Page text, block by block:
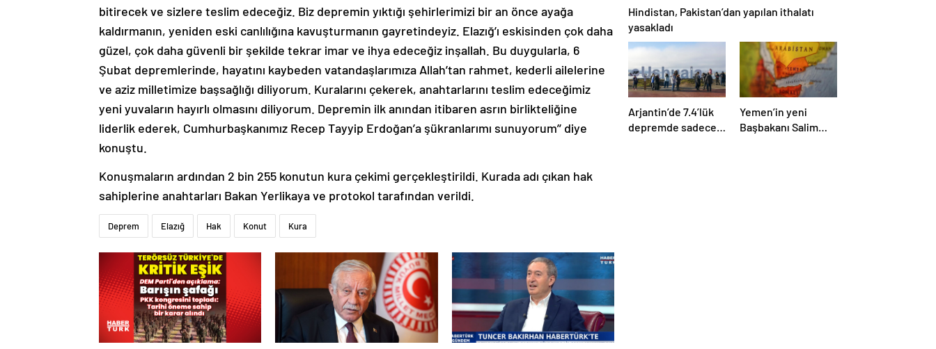
bitirecek ve sizlere teslim edeceğiz. Biz depremin yıktığı şehirlerimizi bir an önce ayağa
kaldırmanın, yeniden eski canlılığına kavuşturmanın gayretindeyiz. Elazığ’ı eskisinden çok daha
güzel, çok daha güvenli bir şekilde tekrar imar ve ihya edeceğiz inşallah. Bu duygularla, 6
Şubat depremlerinde, hayatını kaybeden vatandaşlarımıza Allah’tan rahmet, kederli ailelerine
ve aziz milletimize başsağlığı diliyorum. Kuralarını çekerek, anahtarlarını teslim edeceğimiz
yeni yuvaların hayırlı olmasını diliyorum. Depremin ilk anından itibaren asrın birlikteliğine
liderlik ederek, Cumhurbaşkanımız Recep Tayyip Erdoğan’a şükranlarımı sunuyorum’’ diye
konuştu.
Konuşmaların ardından 2 bin 255 konutun kura çekimi gerçekleştirildi. Kurada adı çıkan hak
sahiplerine anahtarları Bakan Yerlikaya ve protokol tarafından verildi.
Deprem Elazığ Hak Konut Kura
Hindistan, Pakistan’dan yapılan ithalatı
yasakladı
Arjantin’de 7.4’lük
depremde sadece
Yemen’in yeni
Başbakanı Salim